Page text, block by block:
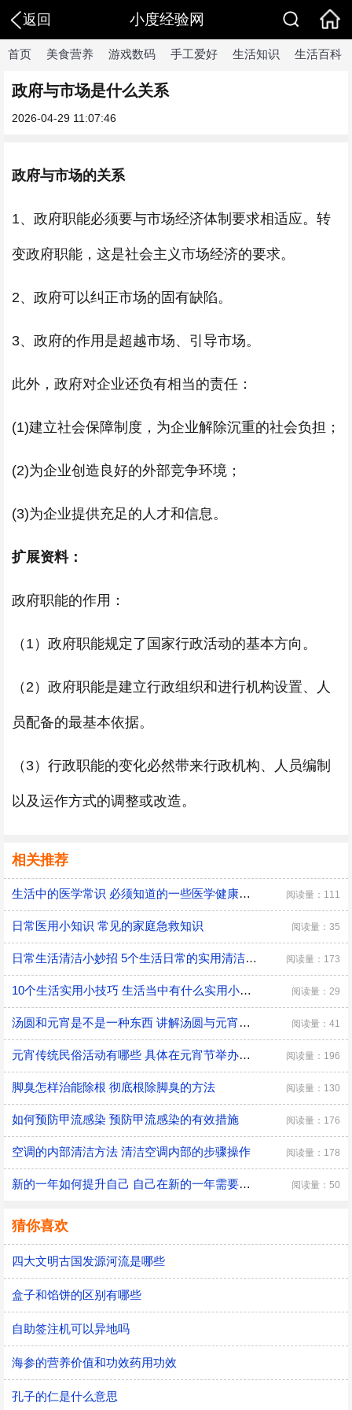
返回 小度经验网
首页 美食营养 游戏数码 手工爱好 生活知识 生活百科
政府与市场是什么关系
2026-04-29 11:07:46
政府与市场的关系
1、政府职能必须要与市场经济体制要求相适应。转
变政府职能，这是社会主义市场经济的要求。
2、政府可以纠正市场的固有缺陷。
3、政府的作用是超越市场、引导市场。
此外，政府对企业还负有相当的责任：
(1)建立社会保障制度，为企业解除沉重的社会负担；
(2)为企业创造良好的外部竞争环境；
(3)为企业提供充足的人才和信息。
扩展资料：
政府职能的作用：
（1）政府职能规定了国家行政活动的基本方向。
（2）政府职能是建立行政组织和进行机构设置、人
员配备的最基本依据。
（3）行政职能的变化必然带来行政机构、人员编制
以及运作方式的调整或改造。
相关推荐
生活中的医学常识 必须知道的一些医学健康小常识 阅读量：111
日常医用小知识 常见的家庭急救知识 阅读量：35
日常生活清洁小妙招 5个生活日常的实用清洁小技巧 阅读量：173
10个生活实用小技巧 生活当中有什么实用小技巧 阅读量：29
汤圆和元宵是不是一种东西 讲解汤圆与元宵的区别 阅读量：41
元宵传统民俗活动有哪些 具体在元宵节举办的传统民俗活动 阅读量：196
脚臭怎样治能除根 彻底根除脚臭的方法 阅读量：130
如何预防甲流感染 预防甲流感染的有效措施 阅读量：176
空调的内部清洁方法 清洁空调内部的步骤操作 阅读量：178
新的一年如何提升自己 自己在新的一年需要改变的三大方面 阅读量：50
猜你喜欢
四大文明古国发源河流是哪些
盒子和馅饼的区别有哪些
自助签注机可以异地吗
海参的营养价值和功效药用功效
孔子的仁是什么意思